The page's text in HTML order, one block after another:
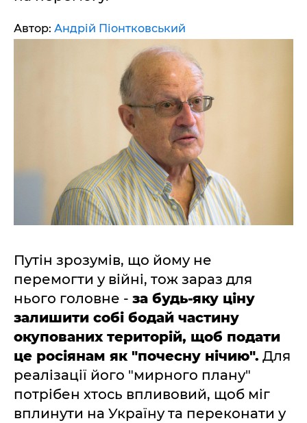
Автор: Андрій Піонтковський
Путін зрозумів, що йому не
перемогти у війні, тож зараз для
нього головне - за будь-яку ціну
залишити собі бодай частину
окупованих територій, щоб подати
це росіянам як "почесну нічию". Для
реалізації його "мирного плану"
потрібен хтось впливовий, щоб міг
вплинути на Україну та переконати у